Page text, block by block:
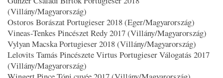
(Villány/Magyarország)
Ostoros Borászat Portugieser 2018 (Eger/Magyarország)
Vineas-Tenkes Pincészet Redy 2017 (Villány/Magyarország)
Vylyan Macska Portugieser 2018 (Villány/Magyarország)
Lelovits Tamás Pincészete Virtus Portugieser Válogatás 2017
(Villány/Magyarország)